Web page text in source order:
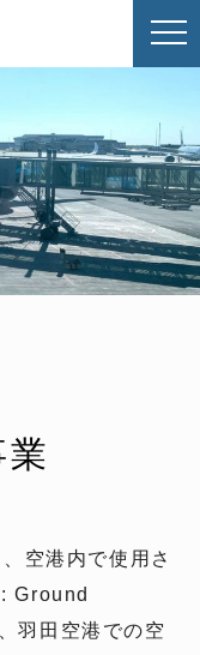
空港内で使用さ
Ground
羽田空港での空